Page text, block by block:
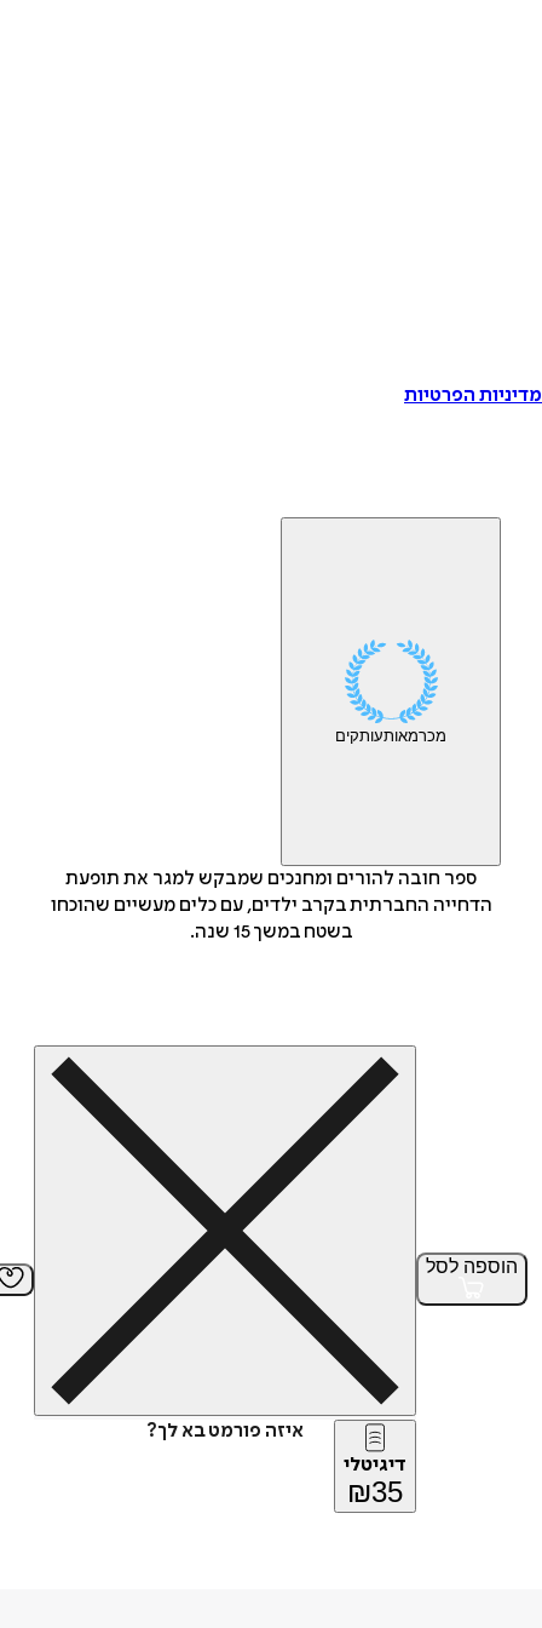
הפרטיות
מכרמאותעותקים
ספר חובה להורים ומחנכים שמבקש למגר את תופעת
הדחייה החברתית בקרב ילדים, עם כלים מעשיים שהוכחו
בשטח במשך 15 שנה.
הוספה לסל
איזה פורמט בא לך?
דיגיטלי
₪35